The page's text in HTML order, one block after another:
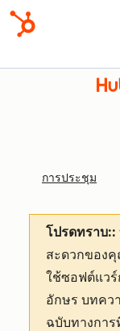
การประชุม
โปรดทราบ::
สะดวกของ
ใช้ซอฟต์แว
อักษร บทคว
ฉบับทางกา